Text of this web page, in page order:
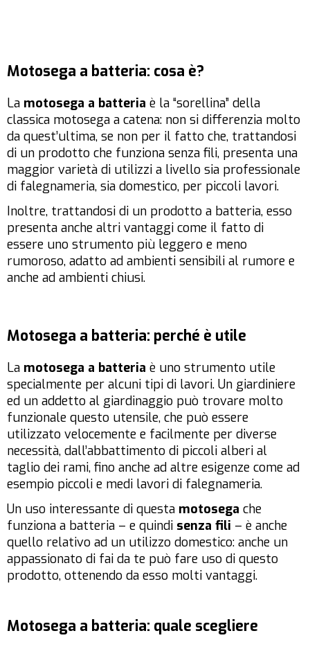
Motosega a batteria: cosa è?
La motosega a batteria è la “sorellina” della
classica motosega a catena: non si differenzia molto
da quest’ultima, se non per il fatto che, trattandosi
di un prodotto che funziona senza fili, presenta una
maggior varietà di utilizzi a livello sia professionale
di falegnameria, sia domestico, per piccoli lavori.
Inoltre, trattandosi di un prodotto a batteria, esso
presenta anche altri vantaggi come il fatto di
essere uno strumento più leggero e meno
rumoroso, adatto ad ambienti sensibili al rumore e
anche ad ambienti chiusi.
Motosega a batteria: perché è utile
La motosega a batteria è uno strumento utile
specialmente per alcuni tipi di lavori. Un giardiniere
ed un addetto al giardinaggio può trovare molto
funzionale questo utensile, che può essere
utilizzato velocemente e facilmente per diverse
necessità, dall’abbattimento di piccoli alberi al
taglio dei rami, fino anche ad altre esigenze come ad
esempio piccoli e medi lavori di falegnameria.
Un uso interessante di questa motosega che
funziona a batteria – e quindi senza fili – è anche
quello relativo ad un utilizzo domestico: anche un
appassionato di fai da te può fare uso di questo
prodotto, ottenendo da esso molti vantaggi.
Motosega a batteria: quale scegliere